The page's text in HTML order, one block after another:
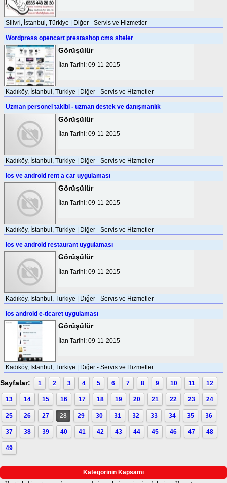
Silivri, İstanbul, Türkiye | Diğer - Servis ve Hizmetler
Wordpress opencart prestashop cms siteler
Görüşülür
İlan Tarihi: 09-11-2015
Kadıköy, İstanbul, Türkiye | Diğer - Servis ve Hizmetler
Uzman personel takibi - uzman destek ve danışmanlık
Görüşülür
İlan Tarihi: 09-11-2015
Kadıköy, İstanbul, Türkiye | Diğer - Servis ve Hizmetler
Ios ve android rent a car uygulaması
Görüşülür
İlan Tarihi: 09-11-2015
Kadıköy, İstanbul, Türkiye | Diğer - Servis ve Hizmetler
Ios ve android restaurant uygulaması
Görüşülür
İlan Tarihi: 09-11-2015
Kadıköy, İstanbul, Türkiye | Diğer - Servis ve Hizmetler
Ios android e-ticaret uygulaması
Görüşülür
İlan Tarihi: 09-11-2015
Kadıköy, İstanbul, Türkiye | Diğer - Servis ve Hizmetler
Sayfalar: 1 2 3 4 5 6 7 8 9 10 11 12
13 14 15 16 17 18 19 20 21 22 23 24
25 26 27 28 29 30 31 32 33 34 35 36
37 38 39 40 41 42 43 44 45 46 47 48
49
Kategorinin Kapsamı